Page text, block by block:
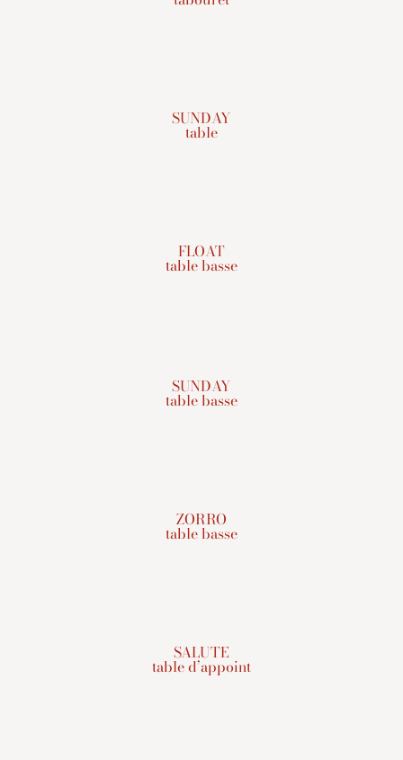
SUNDAY
table
FLOAT
table basse
SUNDAY
table basse
ZORRO
table basse
SALUTE
table d’appoint